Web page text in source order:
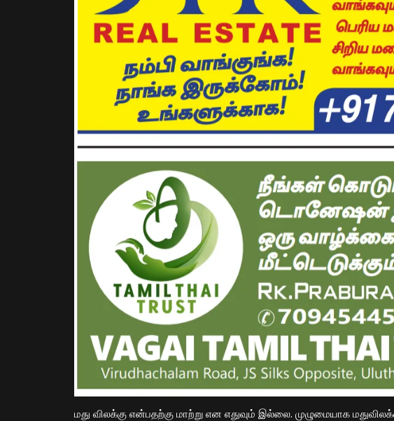
மது விலக்கு என்பதற்கு மாற்று என எதுவும் இல்லை. முழுமையாக